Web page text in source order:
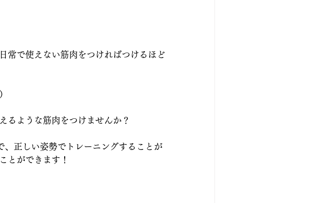
常で使えない筋肉をつければつけるほど
るような筋肉をつけませんか？
正しい姿勢でトレーニングすることが
とができます！